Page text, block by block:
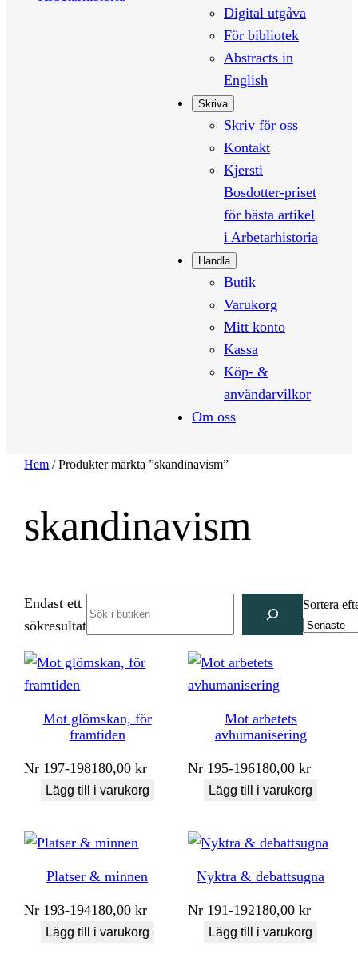
Digital utgåva
För bibliotek
Abstracts in
English
Skriva
Skriv för oss
Kontakt
Kjersti
Bosdotter-priset
för bästa artikel
i Arbetarhistoria
Handla
Butik
Varukorg
Mitt konto
Kassa
Köp- &
användarvilkor
Om oss
Hem / Produkter märkta ”skandinavism”
skandinavism
Endast ett
sökresultat
Sortera
Mot glömskan, för
framtiden
Nr 197-198180,00kr
Lägg till i varukorg
Mot arbetets
avhumanisering
Nr 195-196180,00kr
Lägg till i varukorg
Platser & minnen
Nr 193-194180,00kr
Lägg till i varukorg
Nyktra & debattsugna
Nr 191-192180,00kr
Lägg till i varukorg